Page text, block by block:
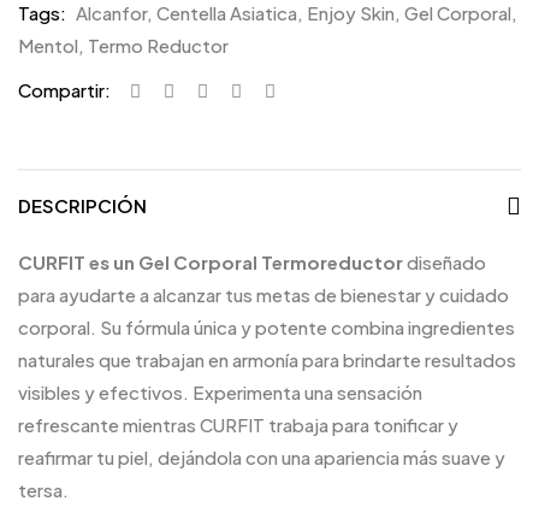
Tags: Alcanfor, Centella Asiatica, Enjoy Skin, Gel Corporal,
Mentol, Termo Reductor
Compartir:
DESCRIPCIÓN
CURFIT es un Gel Corporal Termoreductordiseñado
para ayudarte a alcanzar tus metas de bienestar y cuidado
corporal. Su fórmula única y potente combina ingredientes
naturales que trabajan en armonía para brindarte resultados
visibles y efectivos. Experimenta una sensación
refrescante mientras CURFIT trabaja para tonificar y
reafirmar tu piel, dejándola con una apariencia más suave y
tersa.